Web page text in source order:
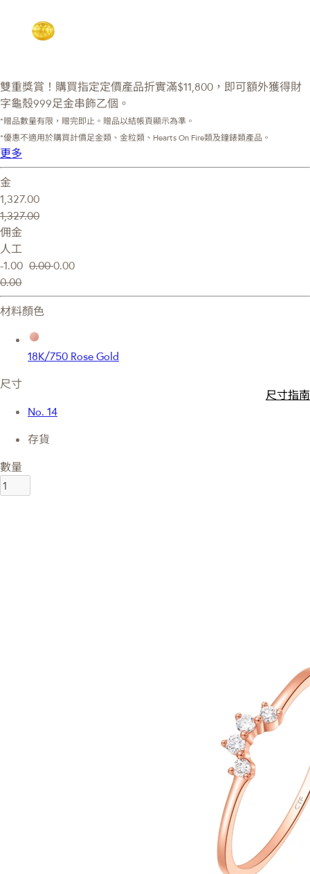
雙重獎賞！購買指定定價產品折實滿$11,800，即可額外獲得財
字龜殼999足金串飾乙個。
*贈品數量有限，贈完即止。贈品以結帳頁顯示為準。
*優惠不適用於購買計價足金類、金粒類、Hearts On Fire類及鐘錶類產品。
更多
金
1,327.00
1,327.00
佣金
人工
-1.00 0.000.00
0.00
材料顏色
18K/750 Rose Gold
尺寸
尺寸指南
No. 14
存貨
數量